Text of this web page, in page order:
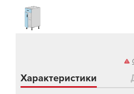
Характеристики